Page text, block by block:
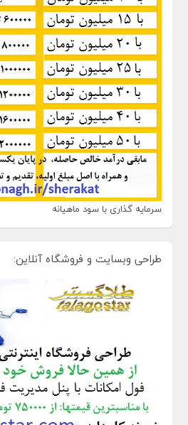
سرمایه گذاری با سود ماهیانه
طراحی وبسایت و فروشگاه آنلاین: